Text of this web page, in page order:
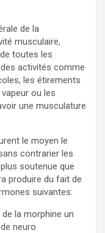
de la
musculaire,
toutes les
activités comme
les étirements
ou les
une musculature
le moyen le
contrarier les
soutenue que
produire du fait de
suivantes:
la morphine un
neuro